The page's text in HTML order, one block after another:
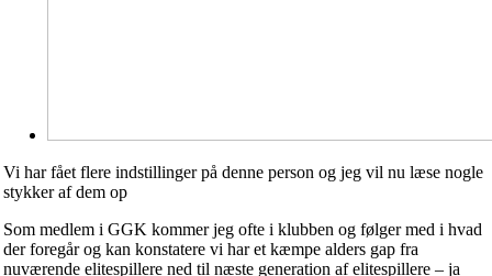
Vi har fået flere indstillinger på denne person og jeg vil nu læse nogle
stykker af dem op
Som medlem i GGK kommer jeg ofte i klubben og følger med i hvad
der foregår og kan konstatere vi har et kæmpe alders gap fra
nuværende elitespillere ned til næste generation af elitespillere – ja